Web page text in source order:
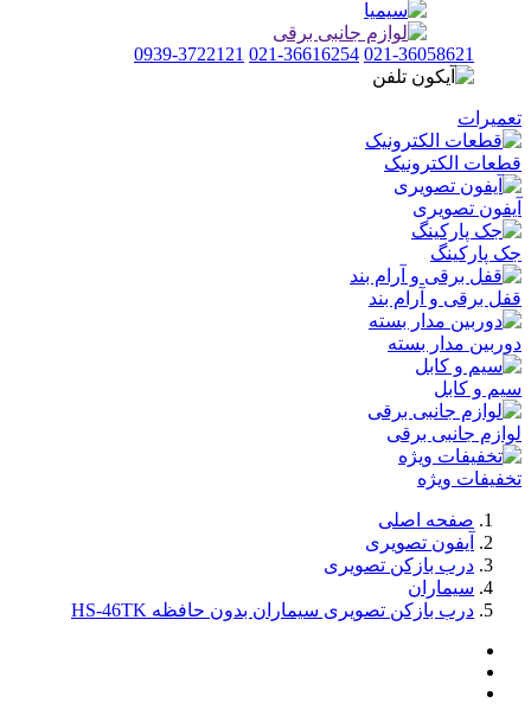
021-36058621
021-36616254
0939-3722121
تعمیرات
قطعات الکترونیک
آیفون تصویری
جک پارکینگ
قفل برقی و آرام بند
دوربین مدار بسته
سیم و کابل
لوازم جانبی برقی
تخفیفات ویژه
صفحه اصلی
آیفون تصویری
درب بازکن تصویری
سیماران
درب بازکن تصویری سیماران بدون حافظه HS-46TK